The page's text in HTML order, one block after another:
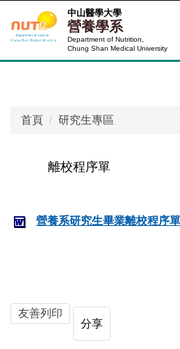
到
主
要
中山醫學大學
營養學系
Department of Nutrition,
Chung Shan Medical University
首頁 研究生專區
離校程序單
營養系研究生畢業離校程序
友善列印
分享